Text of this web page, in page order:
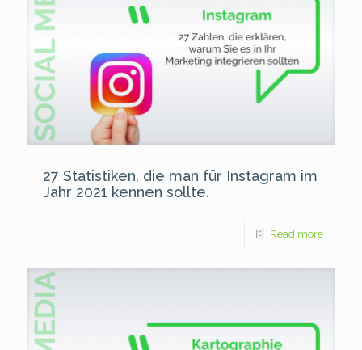
27 Statistiken, die man für Instagram im
Jahr 2021 kennen sollte.
Read more